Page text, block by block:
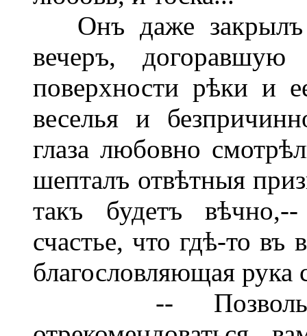
Онъ даже закрылъ
вечеръ,
поверхности рѣки и
веселья и
глаза любовно
шепталъ отвѣтныя
такъ будетъ
счастье, что гдѣ-то въ
благословляющая
-- Позвольте,